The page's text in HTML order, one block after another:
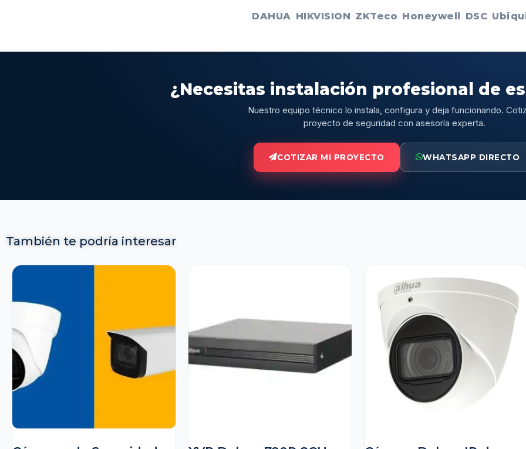
DAHUA HIKVISION ZKTeco Honeywell DSC
¿Necesitas instalación profesional de
Nuestro equipo técnico lo instala, configura y deja funcionando.
proyecto de seguridad con asesoría experta.
COTIZAR MI PROYECTO WHATSAPP DIRECTO
También te podría interesar